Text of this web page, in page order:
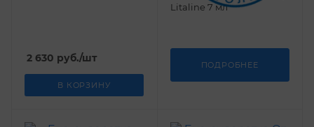
2 630 руб./шт
В КОРЗИНУ
Litaline 7 мл
ПОДРОБНЕЕ